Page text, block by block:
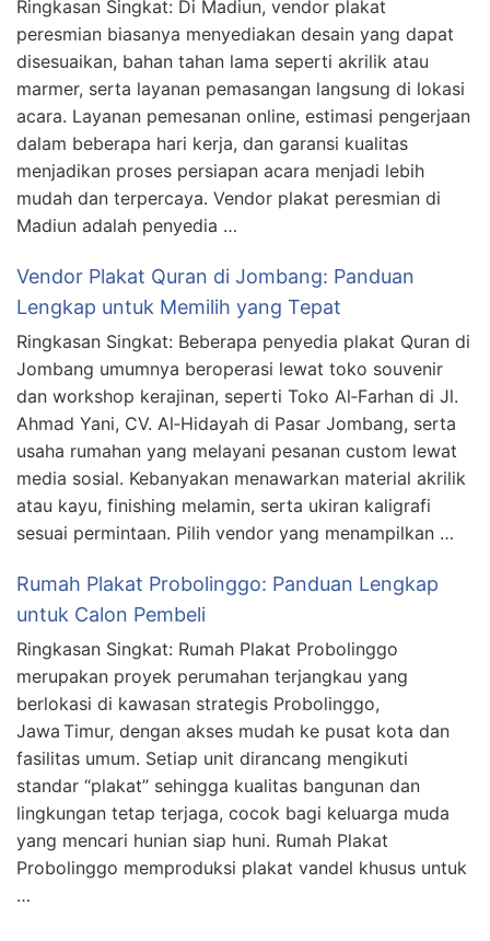
Ringkasan Singkat: Di Madiun, vendor plakat
peresmian biasanya menyediakan desain yang dapat
disesuaikan, bahan tahan lama seperti akrilik atau
marmer, serta layanan pemasangan langsung di lokasi
acara. Layanan pemesanan online, estimasi pengerjaan
dalam beberapa hari kerja, dan garansi kualitas
menjadikan proses persiapan acara menjadi lebih
mudah dan terpercaya. Vendor plakat peresmian di
Madiun adalah penyedia …
Vendor Plakat Quran di Jombang: Panduan
Lengkap untuk Memilih yang Tepat
Ringkasan Singkat: Beberapa penyedia plakat Quran di
Jombang umumnya beroperasi lewat toko souvenir
dan workshop kerajinan, seperti Toko Al‑Farhan di Jl.
Ahmad Yani, CV. Al‑Hidayah di Pasar Jombang, serta
usaha rumahan yang melayani pesanan custom lewat
media sosial. Kebanyakan menawarkan material akrilik
atau kayu, finishing melamin, serta ukiran kaligrafi
sesuai permintaan. Pilih vendor yang menampilkan …
Rumah Plakat Probolinggo: Panduan Lengkap
untuk Calon Pembeli
Ringkasan Singkat: Rumah Plakat Probolinggo
merupakan proyek perumahan terjangkau yang
berlokasi di kawasan strategis Probolinggo,
Jawa Timur, dengan akses mudah ke pusat kota dan
fasilitas umum. Setiap unit dirancang mengikuti
standar “plakat” sehingga kualitas bangunan dan
lingkungan tetap terjaga, cocok bagi keluarga muda
yang mencari hunian siap huni. Rumah Plakat
Probolinggo memproduksi plakat vandel khusus untuk
…